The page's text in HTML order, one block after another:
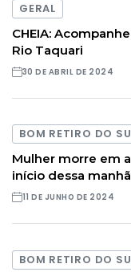
GERAL
CHEIA:
Rio Taquari
30 DE ABRIL DE 2024
BOM RETIRO DO
Mulher morre em
início dessa
11 DE JUNHO DE 2024
BOM RETIRO DO